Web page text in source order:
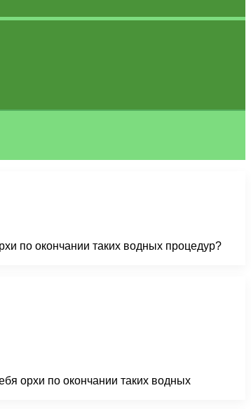
по окончании таких водных процедур?
орхи по окончании таких водных